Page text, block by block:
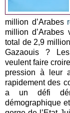
million d’Arabes
million
total de 2,9
Gazaouis ?
veulent faire
pression à leur
rapidement des
a un défi
démographique